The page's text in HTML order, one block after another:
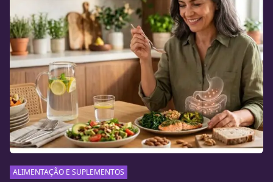
ALIMENTAÇÃO E SUPLEMENTOS